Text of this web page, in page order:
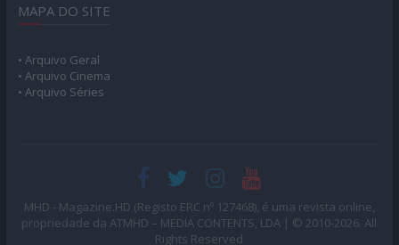
MAPA DO SITE
• Arquivo Geral
• Arquivo Cinema
• Arquivo Séries
MHD - Magazine.HD (Registo ERC nº 127468), é uma revista online,
propriedade da ATMHD – MEDIA CONTENTS, LDA | © 2010-2026. All
Rights Reserved